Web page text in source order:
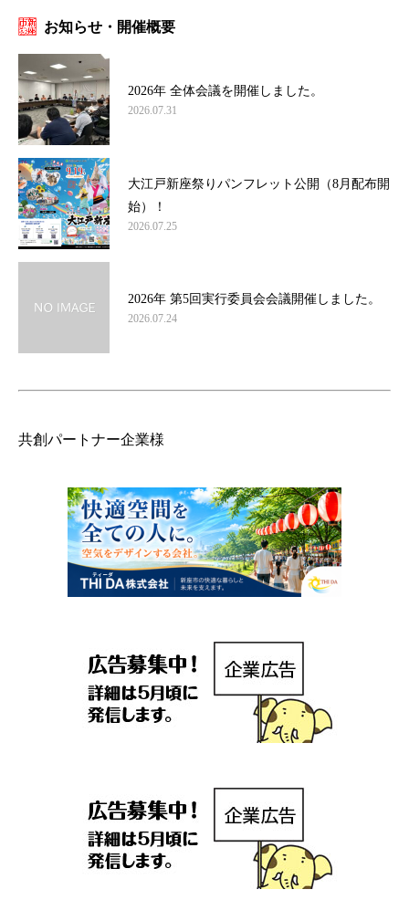
お知らせ・開催概要
2026年 全体会議を開催しました。
2026.07.31
大江戸新座祭りパンフレット公開（8月配布開
始）！
2026.07.25
2026年 第5回実行委員会会議開催しました。
2026.07.24
共創パートナー企業様